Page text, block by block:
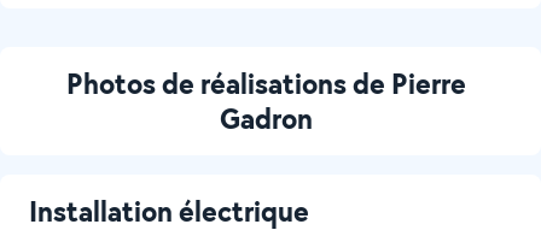
Photos de réalisations de Pierre
Gadron
Installation électrique